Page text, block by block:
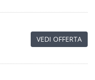
VEDI OFFERTA